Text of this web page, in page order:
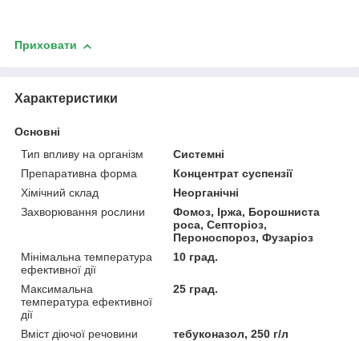
Приховати
Характеристики
Основні
Тип впливу на організм
Системні
Препаративна форма
Концентрат суспензії
Хімічний склад
Неорганічні
Захворювання рослини
Фомоз, Іржа, Борошниста
роса, Септоріоз,
Пероноспороз, Фузаріоз
Мінімальна температура
ефективної дії
10 град.
Максимальна
температура ефективної
дії
25 град.
Вміст діючої речовини
тебуконазол, 250 г/л